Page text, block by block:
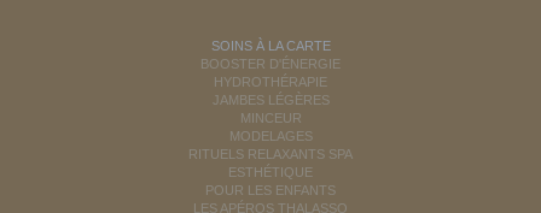
SOINS À LA CARTE
BOOSTER D'ÉNERGIE
HYDROTHÉRAPIE
JAMBES LÉGÈRES
MINCEUR
MODELAGES
RITUELS RELAXANTS SPA
ESTHÉTIQUE
POUR LES ENFANTS
LES APÉROS THALASSO